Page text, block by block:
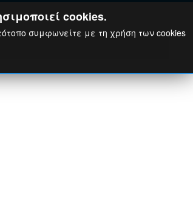
cookies.
συμφωνείτε με τη χρήση των cookies